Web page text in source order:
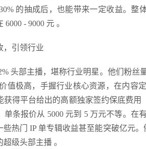
的抽成后，也能带来一定收益。整
- 9000 元 。
，引领行业
头部主播，堪称行业明星。他们粉丝
值极高，手握行业核心资源，在内容
获得平台给出的高额独家签约保底费用
单条报价从 5000 元到 5 万元不等。在
热门 IP 单专辑收益甚至能突破亿元。
级头部主播 。